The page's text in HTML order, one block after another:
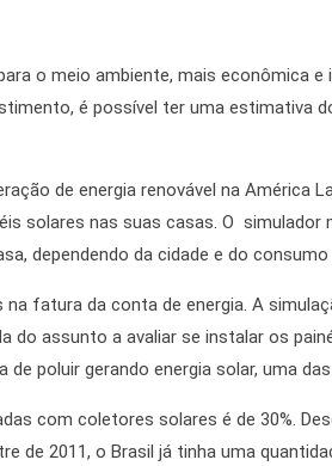
o meio ambiente, mais econômica
é possível ter uma estimativa
de energia renovável na América
solares nas suas casas. O
dependendo da cidade e do consumo
fatura da conta de energia. A
assunto a avaliar se instalar os
poluir gerando energia solar, uma
com coletores solares é de 30%.
de 2011, o Brasil já tinha uma